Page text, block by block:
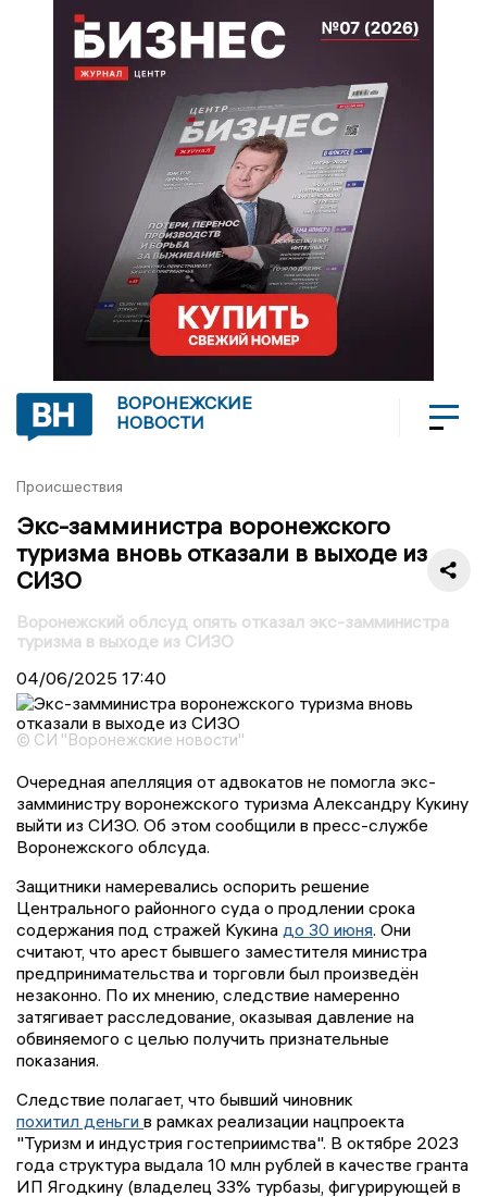
ВОРОНЕЖСКИЕ
НОВОСТИ
Происшествия
Экс-замминистра воронежского
туризма вновь отказали в выходе из
СИЗО
Воронежский облсуд опять отказал экс-замминистра
туризма в выходе из СИЗО
04/06/2025 17:40
© СИ "Воронежские новости"
Очередная апелляция от адвокатов не помогла экс-
замминистру воронежского туризма Александру Кукину
выйти из СИЗО. Об этом сообщили в пресс-службе
Воронежского облсуда.
Защитники намеревались оспорить решение
Центрального районного суда о продлении срока
содержания под стражей Кукина до 30 июня. Они
считают, что арест бывшего заместителя министра
предпринимательства и торговли был произведён
незаконно. По их мнению, следствие намеренно
затягивает расследование, оказывая давление на
обвиняемого с целью получить признательные
показания.
Следствие полагает, что бывший чиновник
похитил деньги в рамках реализации нацпроекта
"Туризм и индустрия гостеприимства". В октябре 2023
года структура выдала 10 млн рублей в качестве гранта
ИП Ягодкину (владелец 33% турбазы, фигурирующей в